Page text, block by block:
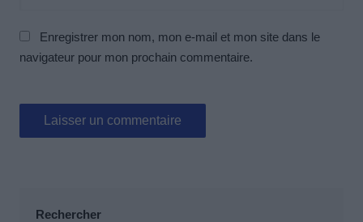
Enregistrer mon nom, mon e-mail et mon site dans le
navigateur pour mon prochain commentaire.
Rechercher